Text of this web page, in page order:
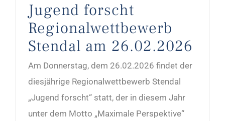
Jugend forscht
Regionalwettbewerb
Stendal am 26.02.2026
Am Donnerstag, dem 26.02.2026 findet der
diesjährige Regionalwettbewerb Stendal
„Jugend forscht“ statt, der in diesem Jahr
unter dem Motto „Maximale Perspektive“